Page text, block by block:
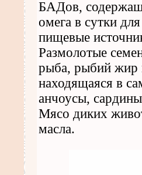
БАДов,
омега в сутки
пищевые
Размолотые
рыба, рыбий жир
находящаяся в
анчоусы,
Мясо диких
масла.